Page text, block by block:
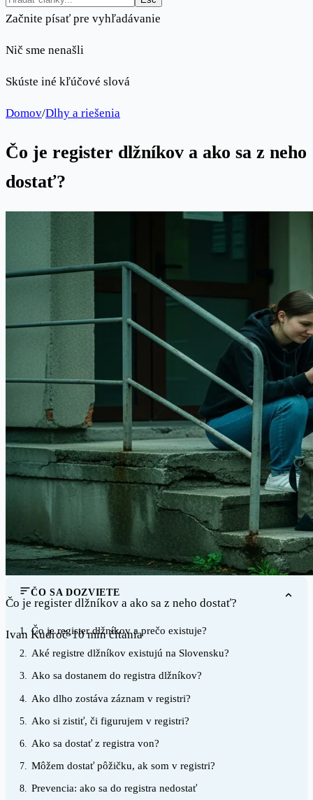
Začnite písať pre vyhľadávanie
Nič sme nenašli
Skúste iné kľúčové slová
Domov/Dlhy a riešenia
Čo je register dlžníkov a ako sa z neho
dostať?
Čo je register dlžníkov a ako sa z neho dostať?
Ivan Kudroč·10 min čítania
ČO SA DOZVIETE
1. Čo je register dlžníkov a prečo existuje?
2. Aké registre dlžníkov existujú na Slovensku?
3. Ako sa dostanem do registra dlžníkov?
4. Ako dlho zostáva záznam v registri?
5. Ako si zistiť, či figurujem v registri?
6. Ako sa dostať z registra von?
7. Môžem dostať pôžičku, ak som v registri?
8. Prevencia: ako sa do registra nedostať